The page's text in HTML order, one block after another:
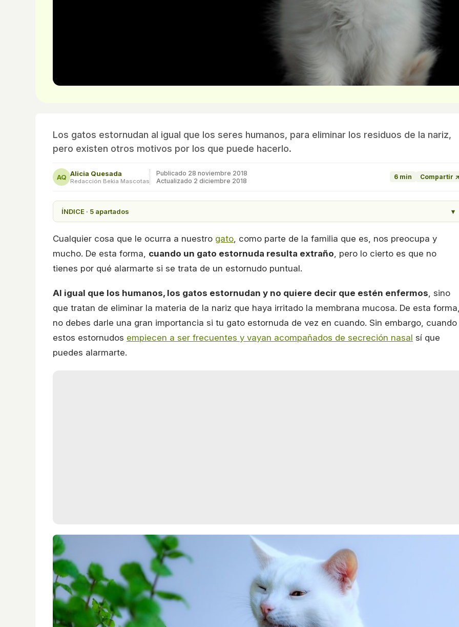
Los gatos estornudan al igual que los seres humanos, para eliminar los residuos de la nariz,
pero existen otros motivos por los que puede hacerlo.
AQ Alicia Quesada
Redacción Bekia Mascotas
Publicado 28 noviembre 2018
Actualizado 2 diciembre 2018
6 min Compartir ↗
ÍNDICE · 5 apartados ▾
Cualquier cosa que le ocurra a nuestro gato , como parte de la familia que es, nos preocupa y
mucho. De esta forma, cuando un gato estornuda resulta extraño , pero lo cierto es que no
tienes por qué alarmarte si se trata de un estornudo puntual.
Al igual que los humanos, los gatos estornudan y no quiere decir que estén enfermos , sino
que tratan de eliminar la materia de la nariz que haya irritado la membrana mucosa. De esta
no debes darle una gran importancia si tu gato estornuda de vez en cuando. Sin embargo, cuando
estos estornudos empiecen a ser frecuentes y vayan acompañados de secreción nasal sí que
puedes alarmarte.